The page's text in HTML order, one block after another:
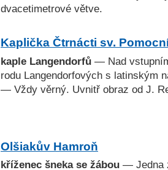
dvacetimetrové větve.
Kaplička Čtrnácti sv.
kaple Langendorfů — Nad
rodu Langendorfových s latinským
— Vždy věrný. Uvnitř obraz od J.
Olšiakův Hamroň
kříženec šneka se žábou — Jedna